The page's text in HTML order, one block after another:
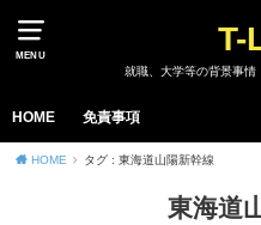
MENU T-
就職、大学等の背景事情
HOME 免責事項
HOME タグ : 東海道山陽新幹線
東海道